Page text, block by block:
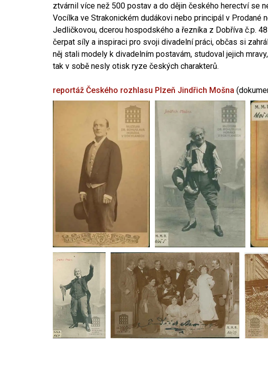
ztvárnil více než 500 postav a do dějin českého herectví se
Vocílka ve Strakonickém dudákovi nebo principál v
Jedličkovou, dcerou hospodského a řezníka z Dobříva č.p.
čerpat síly a inspiraci pro svoji divadelní práci, občas si
něj stali modely k divadelním postavám, studoval jejich
tak v sobě nesly otisk ryze českých charakterů.
reportáž Českého rozhlasu Plzeň Jindřich Mošna